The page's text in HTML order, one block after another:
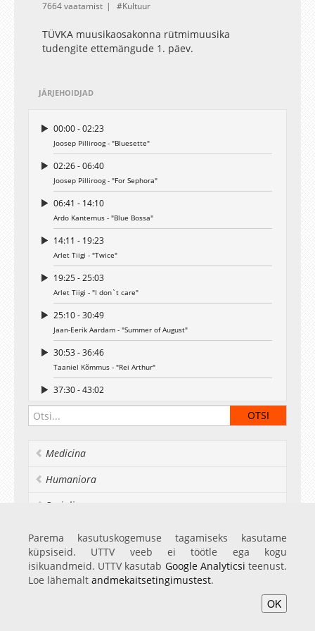
7664 vaatamist
Kultuur
TÜVKA muusikaosakonna rütmimuusika
tudengite ettemängude 1. päev.
JÄRJEHOIDJAD
00:00 - 02:23
Joosep Pilliroog - "Bluesette"
02:26 - 06:40
Joosep Pilliroog - "For Sephora"
06:41 - 14:10
Ardo Kantemus - "Blue Bossa"
14:11 - 19:23
Arlet Tiigi - "Twice"
19:25 - 25:03
Arlet Tiigi - "I don`t care"
25:10 - 30:49
Jaan-Eerik Aardam - "Summer of August"
30:53 - 36:46
Taaniel Kõmmus - "Rei Arthur"
37:30 - 43:02
Taaniel Kõmmus - "Detroit"
43:40 - 48:20
Mart Nõmm - "Omalooming"
52:02 - 54:33
55:30 - 59:42
Mart Nõmm - "My love is"
00:59:48 - 01:03:59
Medicina
Humaniora
Socialia
Realia et naturalia
Ülikoolist veel
Parema kasutuskogemuse tagamiseks kasutame
küpsiseid. UTTV veeb ei töötle ega kogu
isikuandmeid. UTTV kasutab Google Analyticsi teenust.
Loe lähemalt andmekaitsetingimustest.
OK